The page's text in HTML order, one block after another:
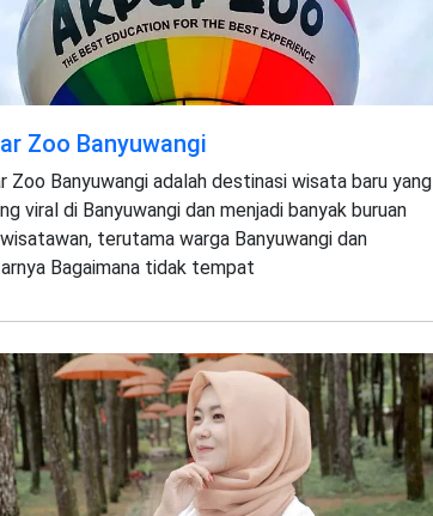
Zoo Banyuwangi
Zoo Banyuwangi adalah destinasi wisata baru yang
viral di Banyuwangi dan menjadi banyak buruan
terutama warga Banyuwangi dan
Bagaimana tidak tempat